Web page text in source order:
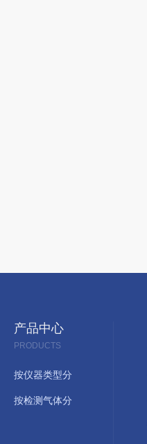
产品中心
PRODUCTS
按仪器类型分
按检测气体分